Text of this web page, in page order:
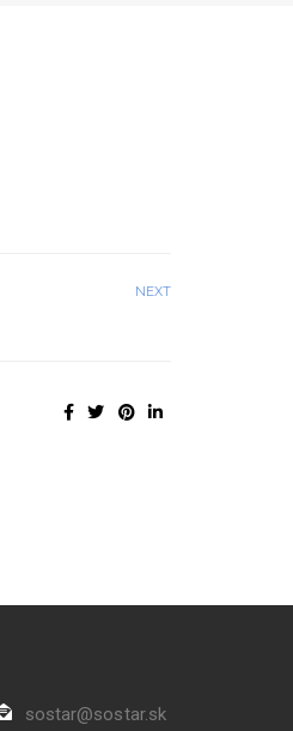
NEXT
sostar@sostar.sk